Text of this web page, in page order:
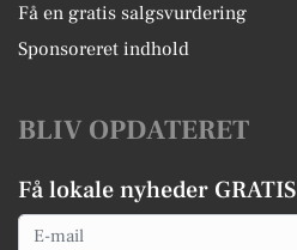
Få en gratis salgsvurdering
Sponsoreret indhold
BLIV OPDATERET
Få lokale nyheder GRATIS
Email